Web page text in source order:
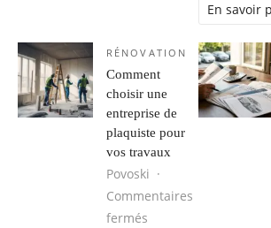
En savoir
RÉNOVATION
Comment
choisir une
entreprise de
plaquiste pour
vos travaux
Povoski
Commentaires
fermés sur Comment